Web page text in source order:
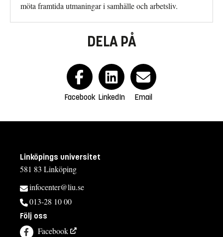
möta framtida utmaningar i samhälle och arbetsliv.
DELA PÅ
Facebook LinkedIn Email
Linköpings universitet
581 83 Linköping
infocenter@liu.se
013-28 10 00
Följ oss
Facebook